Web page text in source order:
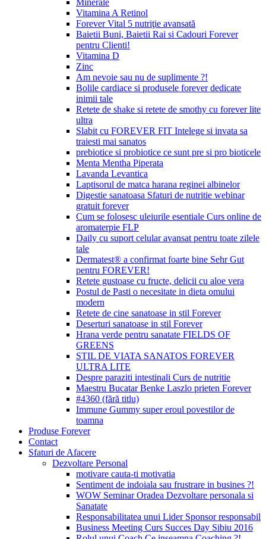
Minerale
Vitamina A Retinol
Forever Vital 5 nutriţie avansată
Baietii Buni, Baietii Rai si Cadouri Forever
pentru Clienti!
Vitamina D
Zinc
Am nevoie sau nu de suplimente ?!
Bolile cardiace si produsele forever dedicate
inimii tale
Retete de shake si retete de smothy cu forever lite
ultra
Slabit cu FOREVER FIT Intelege si invata sa
traiesti mai sanatos
prebiotice si probiotice ce sunt pre si pro bioticele
Menta Mentha Piperata
Lavanda Levantica
Laptisorul de matca harana reginei albinelor
Digestie sanatoasa Sfaturi de nutritie webinar
gratuit forever
Cum se folosesc uleiurile esentiale Curs online de
aromaterpie FLP
Daily cu suport celular avansat pentru toate zilele
tale
Dermatest® a confirmat foarte bine Sehr Gut
pentru FOREVER!
Retete gustoase cu fructe, delicii cu aloe vera
Postul de Pasti o necesitate in dieta omului
modern
Retete de cine sanatoase in stil Forever
Deserturi sanatoase in stil Forever
Hrana verde pentru sanatate FIELDS OF
GREENS
STIL DE VIATA SANATOS FOREVER
ULTRA LITE
Despre paraziti intestinali Curs de nutritie
Maestru Bucatar Benke Laszlo prieten Forever
#4360 (fără titlu)
Immune Gummy super eroul povestilor de
toamna
Produse Forever
Contact
Sfaturi de Afacere
Dezvoltare Personal
motivare cauta-ti motivatia
Sentiment de indoiala sau frustrare in busines ?!
WOW Seminar Oradea Dezvoltare personala si
Sanatate
Responsabilitatea unui Lider Sponsor responsabil
Business Meeting Curs Succes Day Sibiu 2016